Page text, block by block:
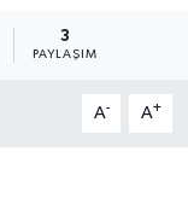
3
PAYLAŞIM
A- A+